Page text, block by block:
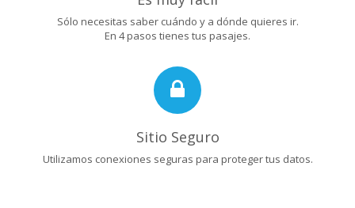
Sólo necesitas saber cuándo y a dónde quieres ir.
En 4 pasos tienes tus pasajes.
Sitio Seguro
Utilizamos conexiones seguras para proteger tus datos.